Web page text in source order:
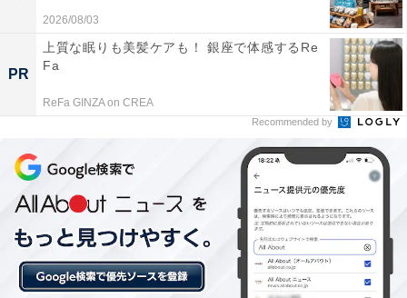
2026/08/03
PR
上質な眠りも美髪ケアも！ 銀座で体感するRe
Fa
ReFa GINZA on CREA
Recommended by